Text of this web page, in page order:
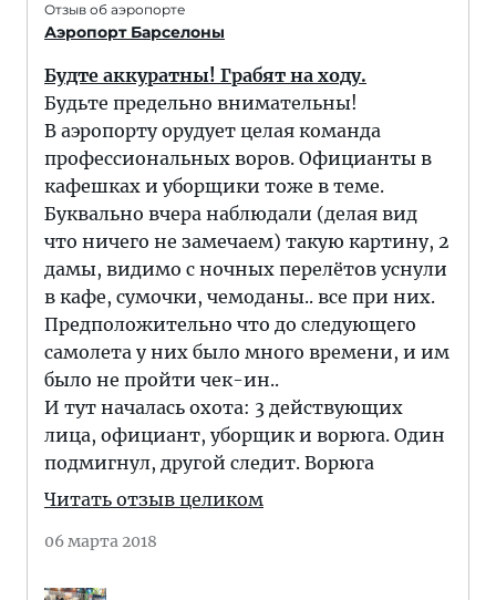
Отзыв об аэропорте
Аэропорт Барселоны
Будте аккуратны! Грабят на ходу.
Будьте предельно внимательны!
В аэропорту орудует целая команда
профессиональных воров. Официанты в
кафешках и уборщики тоже в теме.
Буквально вчера наблюдали (делая вид
что ничего не замечаем) такую картину, 2
дамы, видимо с ночных перелётов уснули
в кафе, сумочки, чемоданы.. все при них.
Предположительно что до следующего
самолета у них было много времени, и им
было не пройти чек-ин..
И тут началась охота: 3 действующих
лица, официант, уборщик и ворюга. Один
подмигнул, другой следит. Ворюга
Читать отзыв целиком
06 марта 2018